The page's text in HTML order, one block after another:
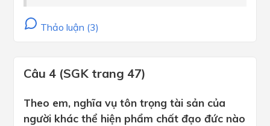
Thảo luận (3)
Câu 4 (SGK trang 47)
Theo em, nghĩa vụ tôn trọng tài sản của
người khác thể hiện phẩm chất đạo đức nào